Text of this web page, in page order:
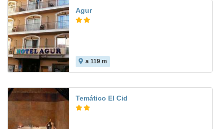
Agur
a 119 m
Temático El Cid